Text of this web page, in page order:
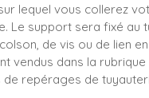
lequel vous collerez
Le support sera fixé au
de vis ou de lien
vendus dans la rubrique
repérages de